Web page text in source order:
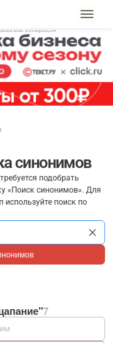
синонимов
подобрать
«Поиск синонимов». Для
используйте поиск по
7